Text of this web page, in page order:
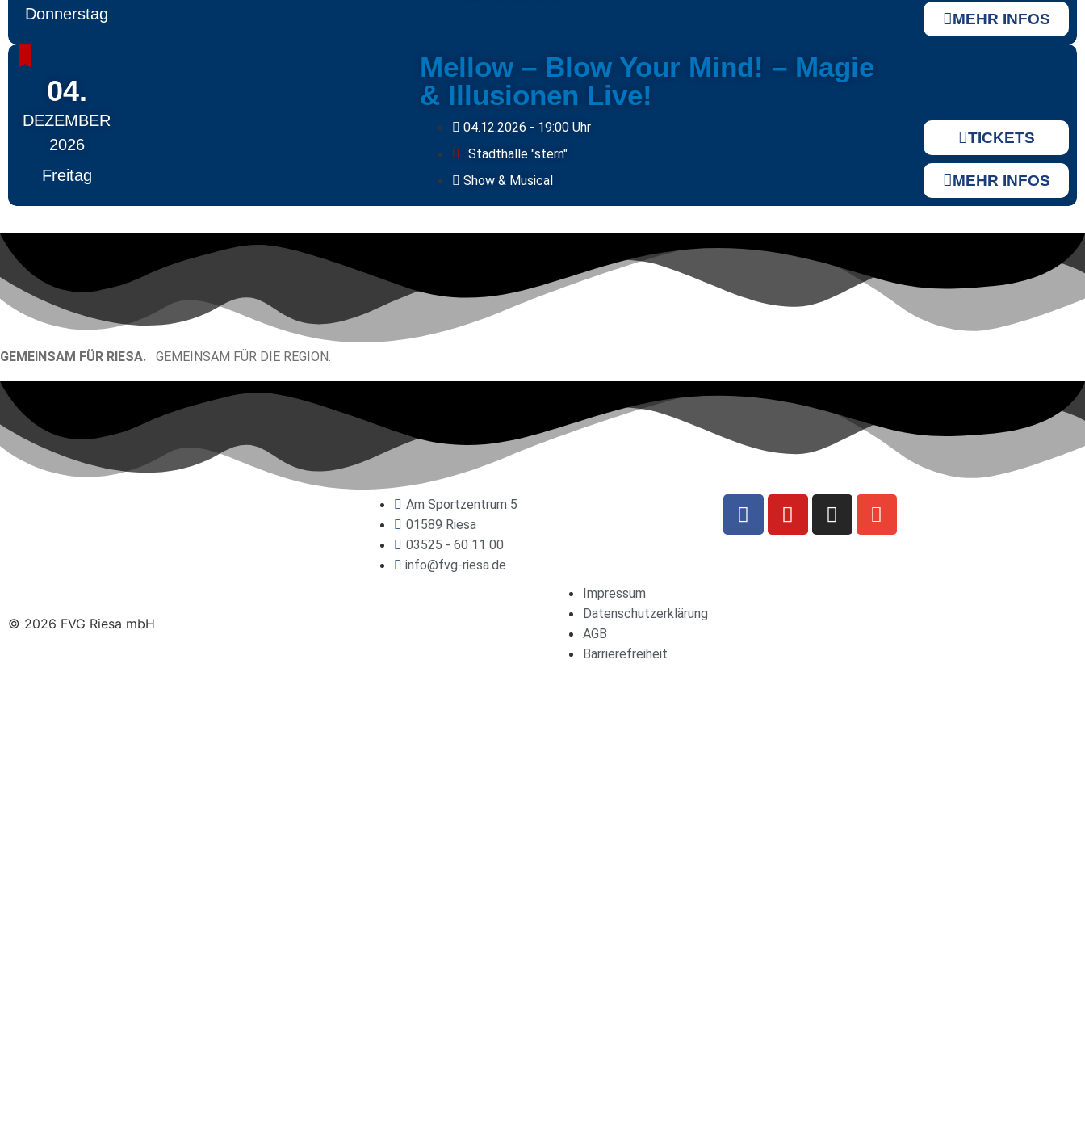
Donnerstag
MEHR INFOS
04.
DEZEMBER
2026
Freitag
Mellow – Blow Your Mind! – Magie
& Illusionen Live!
04.12.2026 - 19:00 Uhr
Stadthalle "stern"
Show & Musical
TICKETS
MEHR INFOS
GEMEINSAM FÜR RIESA. GEMEINSAM FÜR DIE REGION.
Am Sportzentrum 5
01589 Riesa
03525 - 60 11 00
info@fvg-riesa.de
© 2026 FVG Riesa mbH
Impressum
Datenschutzerklärung
AGB
Barrierefreiheit